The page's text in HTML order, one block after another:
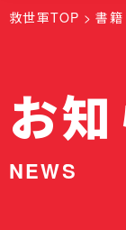
救世軍TOP 書籍
お
NEWS